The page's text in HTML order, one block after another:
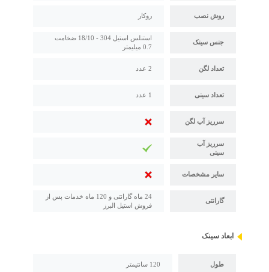
روش نصب روکار
جنس سینک
استنلس استیل 304 - 18/10 ضخامت
0.7 میلیمتر
تعداد لگن 2 عدد
تعداد سینی 1 عدد
سرریز آب لگن
سرریز آب
سینی
سایر مشخصات
گارانتی
24 ماه گارانتی و 120 ماه خدمات پس از
فروش استیل البرز
ابعاد سینک
طول 120 سانتیمتر